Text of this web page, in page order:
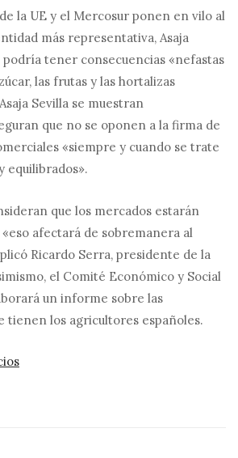
la UE y el Mercosur ponen en vilo al
más representativa, Asaja
podría tener consecuencias «nefastas
las frutas y las hortalizas
Sevilla se muestran
que no se oponen a la firma de
«siempre y cuando se trate
equilibrados».
que los mercados estarán
afectará de sobremanera al
Ricardo Serra, presidente de la
el Comité Económico y Social
un informe sobre las
tienen los agricultores españoles.